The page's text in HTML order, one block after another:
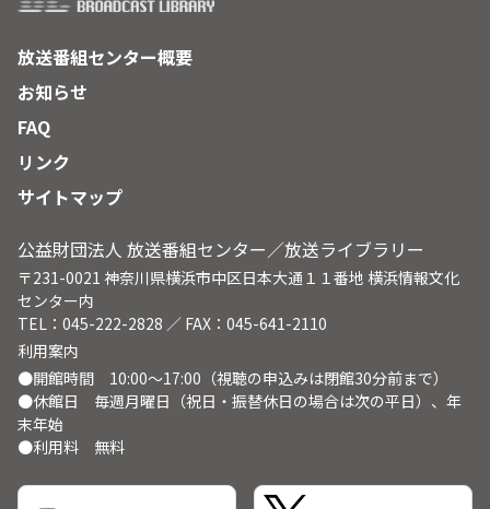
放送番組センター概要
お知らせ
FAQ
リンク
サイトマップ
公益財団法人 放送番組センター／放送ライブラリー
〒231-0021 神奈川県横浜市中区日本大通１１番地 横浜情報文化
センター内
TEL：045-222-2828 ／ FAX：045-641-2110
利用案内
●開館時間 10:00～17:00（視聴の申込みは閉館30分前まで）
●休館日 毎週月曜日（祝日・振替休日の場合は次の平日）、年
末年始
●利用料 無料